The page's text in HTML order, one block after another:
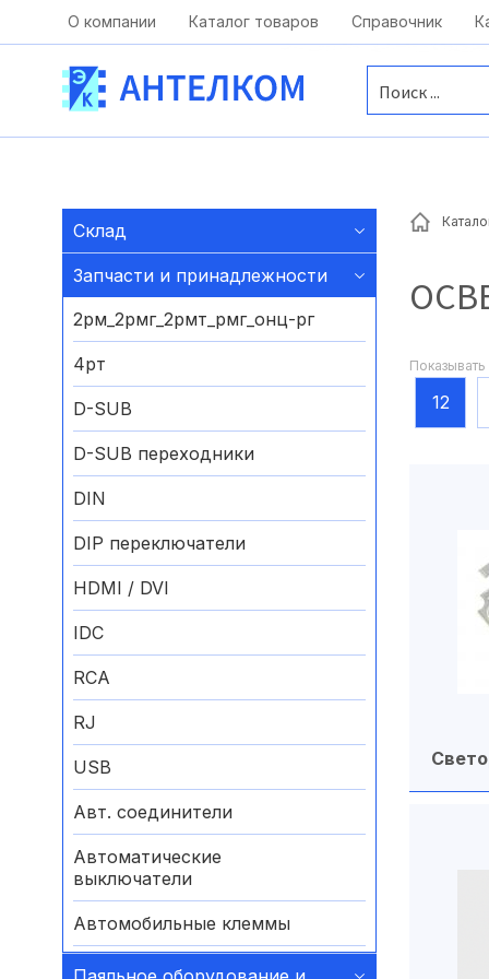
Москва, ул. Московская, д.1 офис 1
О компании Каталог товаров Справочник
Склад
Запчасти и принадлежности
2рм_2рмг_2рмт_рмг_онц-рг
4рт
D-SUB
D-SUB переходники
DIN
DIP переключатели
HDMI / DVI
IDC
RCA
RJ
USB
Авт. соединители
Автоматические
выключатели
Автомобильные клеммы
Аккумуляторные батареи
Показывать
12